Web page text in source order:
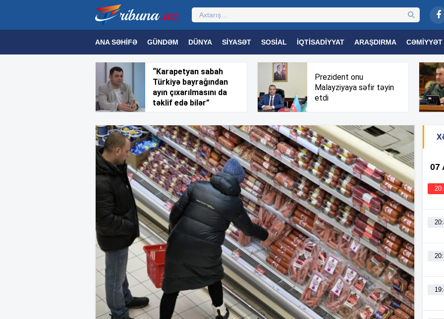
ANA SƏHIFƏ GÜNDƏM DÜNYA SIYASƏT SOSIAL İQTISADIYYAT ARAŞDIRMA CƏMIYYƏT
MƏDƏNIYYƏT MAQAZIN TEXNOLOGIYA TƏHSIL TRIBUNA TV
“Karapetyan sabah
Türkiyə bayrağından
ayın çıxarılmasını da
təklif edə bilər”
Prezident onu
Malayziyaya səfir təyin
etdi
07